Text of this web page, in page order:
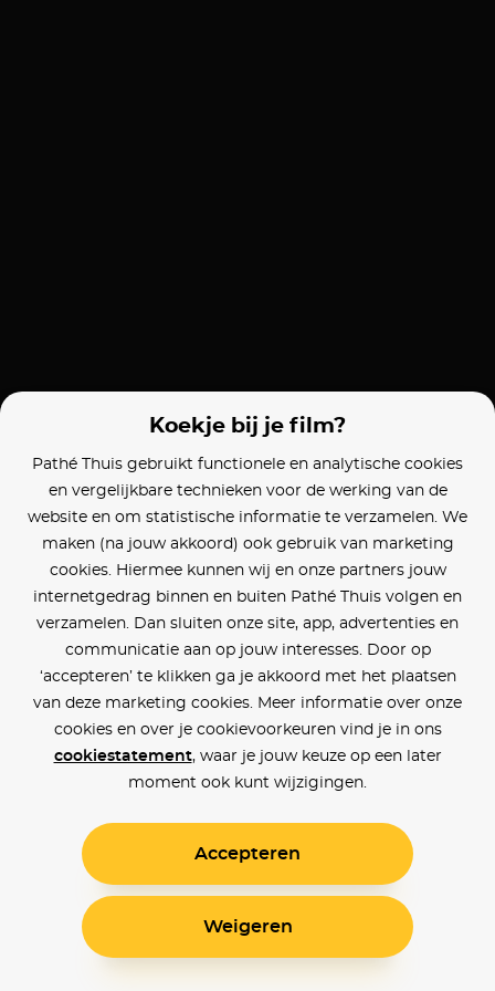
Koekje bij je film?
Pathé Thuis gebruikt functionele en analytische cookies
en vergelijkbare technieken voor de werking van de
website en om statistische informatie te verzamelen. We
maken (na jouw akkoord) ook gebruik van marketing
cookies. Hiermee kunnen wij en onze partners jouw
internetgedrag binnen en buiten Pathé Thuis volgen en
verzamelen. Dan sluiten onze site, app, advertenties en
communicatie aan op jouw interesses. Door op
‘accepteren’ te klikken ga je akkoord met het plaatsen
van deze marketing cookies. Meer informatie over onze
cookies en over je cookievoorkeuren vind je in ons
cookiestatement, waar je jouw keuze op een later
moment ook kunt wijzigingen.
Accepteren
Weigeren